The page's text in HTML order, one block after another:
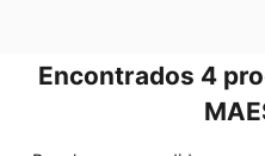
Encontrados 4